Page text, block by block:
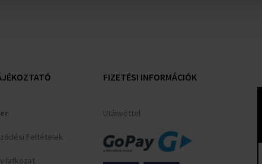
Feltételek
FIZETÉSI INFORMÁCIÓK
Utánvéttel